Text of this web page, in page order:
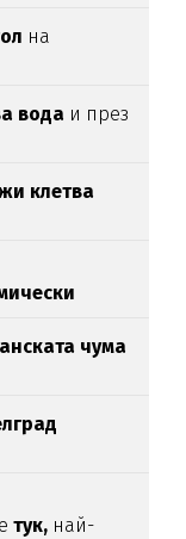
на
вода и през
клетва
чума
тук, най-